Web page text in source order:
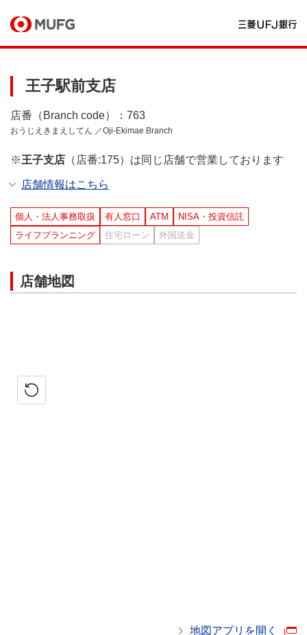
王子駅前支店
店番（Branch code）：763
おうじえきまえしてん ／Oji-Ekimae Branch
※王子支店 （店番:175）は同じ店舗で営業しております
店舗情報はこちら
個人・法人事務取扱 有人窓口 ATM
NISA・投資信託
ライフプランニング
住宅ローン 外国送金
店舗地図
地図アプリを開く